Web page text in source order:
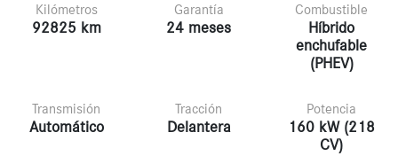
Kilómetros
92825 km
Garantía
24 meses
Combustible
Híbrido
enchufable
(PHEV)
Transmisión
Automático
Tracción
Delantera
Potencia
160 kW (218
CV)